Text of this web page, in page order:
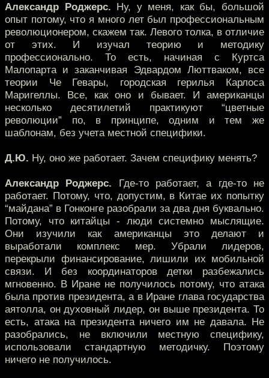
Александр Роджерс. Ну, у меня, как бы, большой
опыт потому, что я много лет был профессиональным
революционером, скажем так. Левого толка, в отличие
от этих. И изучал теорию и методику
профессионально. То есть, начиная с Куртса
Малопарта и заканчивая Эдвардом Люттваком, все
теории Че Гевары, городская герилья Карлоса
Маригеллы. Все, как оно и бывает. И американцы
несколько десятилетий практикуют “цветные
революции” по, в принципе, одним и тем же
шаблонам, без учета местной специфики.
Д.Ю. Ну, оно же работает. Зачем специфику менять?
Александр Роджерс. Где-то работает, а где-то не
работает. Потому, что, допустим, в Китае их попытку
“майдана” в Гонконге разобрали за два дня буквально.
Потому, что китайцы - люди системно мыслящие.
Они изучили как американцы это делают и
выработали комплекс мер. Убрали лидеров,
перекрыли финансирование, лишили их мобильной
связи. И без координаторов детки разбежались
мгновенно. В Иране не получилось потому, что атака
была против президента, а в Иране глава государства
аятолла, он духовный лидер, он выше президента. То
есть, атака на президента ничего им не давала. Не
разобрались, не включили местную специфику,
использовали стандартную методичку. Поэтому
ничего не получилось.